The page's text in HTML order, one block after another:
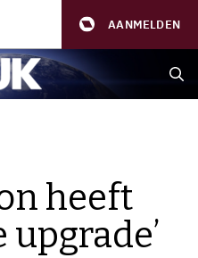
AANMELDEN
heeft